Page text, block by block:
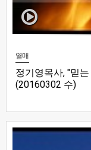
열매
정기영목사, "믿
(20160302 수)